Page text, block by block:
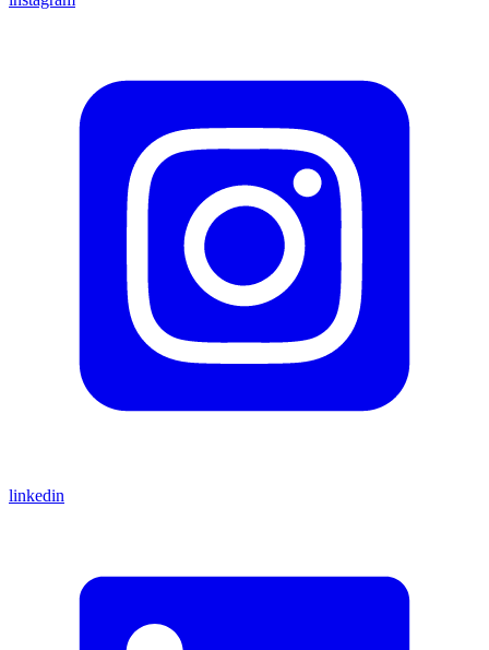
linkedin